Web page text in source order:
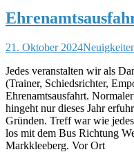
21. Oktober 2024
Jedes veranstalten wir als
(Trainer, Schiedsrichter,
Ehrenamtsausfahrt.
hingeht nur dieses Jahr
Gründen. Treff war wie
los mit dem Bus Richtung
Markkleeberg. Vor Ort